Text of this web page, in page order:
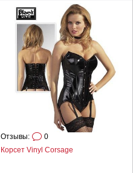
Корсет Vinyl Corsage
Отзывы: 0